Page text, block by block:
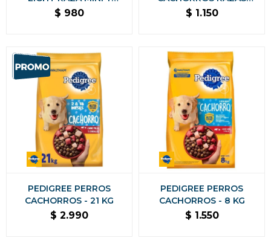
PEQUEÑA - 2,5 KG
$ 980
PEQUEÑAS - 2.5 KG
$ 1.150
PEDIGREE PERROS
CACHORROS - 21 KG
$ 2.990
PEDIGREE PERROS
CACHORROS - 8 KG
$ 1.550